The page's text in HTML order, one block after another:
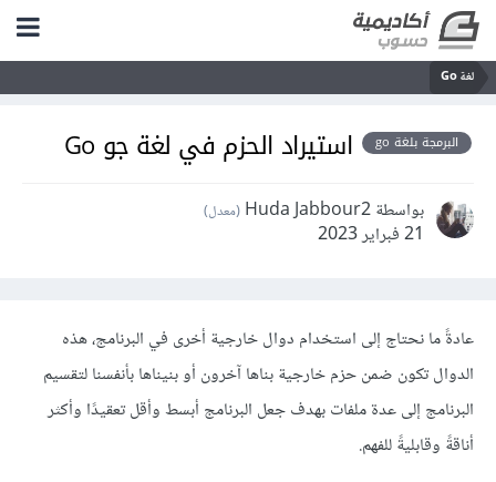
لغة Go
البرمجة بلغة go استيراد الحزم في لغة جو Go
بواسطة Huda Jabbour2 (معدل)
21 فبراير 2023
عادةً ما نحتاج إلى استخدام دوال خارجية أخرى في البرنامج، هذه
الدوال تكون ضمن حزم خارجية بناها آخرون أو بنيناها بأنفسنا لتقسيم
البرنامج إلى عدة ملفات بهدف جعل البرنامج أبسط وأقل تعقيدًا وأكثر
أناقةً وقابليةً للفهم.